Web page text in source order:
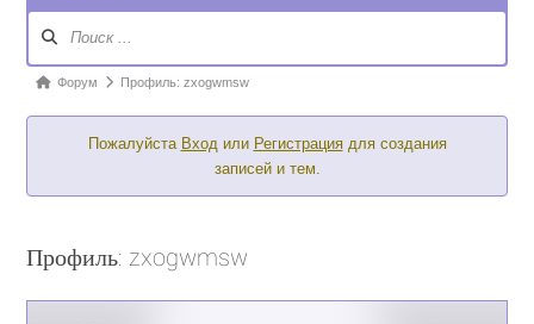
Форума
ФорумФорум Профиль: zxogwmsw
Пожалуйста Входили Регистрациядля создания
записей и тем.
Профиль: zxogwmsw